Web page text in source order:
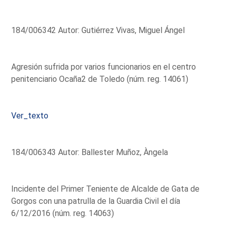
184/006342 Autor: Gutiérrez Vivas, Miguel Ángel
Agresión sufrida por varios funcionarios en el centro
penitenciario Ocaña2 de Toledo (núm. reg. 14061)
Ver_texto
184/006343 Autor: Ballester Muñoz, Àngela
Incidente del Primer Teniente de Alcalde de Gata de
Gorgos con una patrulla de la Guardia Civil el día
6/12/2016 (núm. reg. 14063)